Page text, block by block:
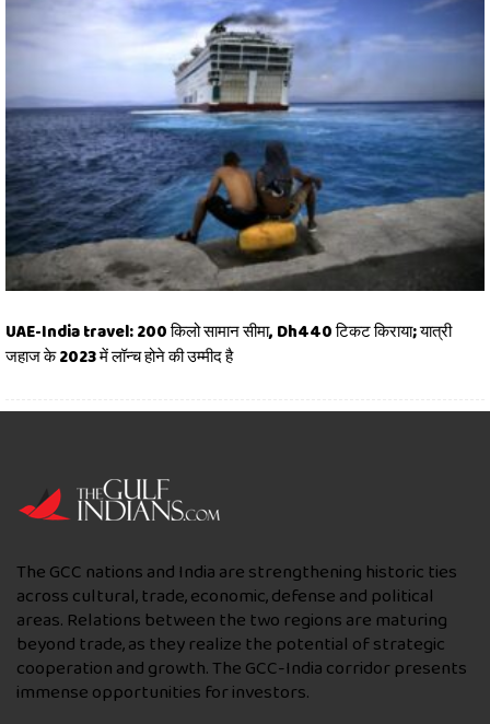
UAE-India travel: 200 किलो सामान सीमा, Dh440 टिकट किराया; यात्री
जहाज के 2023 में लॉन्च होने की उम्मीद है
The GCC nations and India are strengthening historic ties
across cultural, trade, economic, defense and political
areas. Relations between the two regions are maturing
beyond trade, as they realize the potential of strategic
cooperation and growth. The GCC-India corridor presents
immense opportunities for investors.